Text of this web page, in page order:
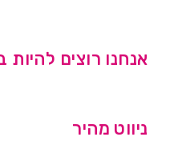
אנחנו רוצים
ניווט מהיר